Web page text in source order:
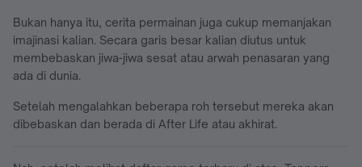
Bukan hanya itu, cerita permainan juga cukup memanjakan
imajinasi kalian. Secara garis besar kalian diutus untuk
membebaskan jiwa-jiwa sesat atau arwah penasaran yang
ada di dunia.
Setelah mengalahkan beberapa roh tersebut mereka akan
dibebaskan dan berada di After Life atau akhirat.